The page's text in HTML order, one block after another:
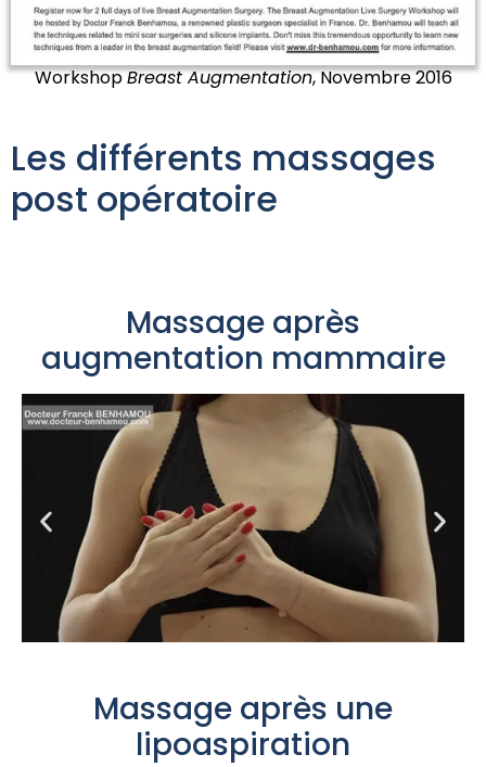
WorkshopBreast Augmentation, Novembre 2016
Les différents massages
post opératoire
Massage après
augmentation mammaire
Massage après une
lipoaspiration